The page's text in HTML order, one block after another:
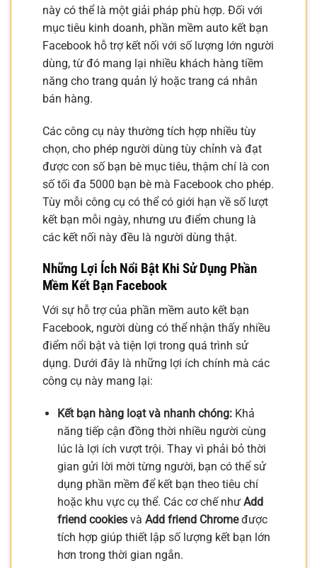
này có thể là một giải pháp phù hợp. Đối với
mục tiêu kinh doanh, phần mềm auto kết bạn
Facebook hỗ trợ kết nối với số lượng lớn người
dùng, từ đó mang lại nhiều khách hàng tiềm
năng cho trang quản lý hoặc trang cá nhân
bán hàng.
Các công cụ này thường tích hợp nhiều tùy
chọn, cho phép người dùng tùy chỉnh và đạt
được con số bạn bè mục tiêu, thậm chí là con
số tối đa 5000 bạn bè mà Facebook cho phép.
Tùy mỗi công cụ có thể có giới hạn về số lượt
kết bạn mỗi ngày, nhưng ưu điểm chung là
các kết nối này đều là người dùng thật.
Những Lợi Ích Nổi Bật Khi Sử Dụng Phần
Mềm Kết Bạn Facebook
Với sự hỗ trợ của phần mềm auto kết bạn
Facebook, người dùng có thể nhận thấy nhiều
điểm nổi bật và tiện lợi trong quá trình sử
dụng. Dưới đây là những lợi ích chính mà các
công cụ này mang lại:
Kết bạn hàng loạt và nhanh chóng:Khả
năng tiếp cận đồng thời nhiều người cùng
lúc là lợi ích vượt trội. Thay vì phải bỏ thời
gian gửi lời mời từng người, bạn có thể sử
dụng phần mềm để kết bạn theo tiêu chí
hoặc khu vực cụ thể. Các cơ chế như Add
friend cookiesvà Add friend Chromeđược
tích hợp giúp thiết lập số lượng kết bạn lớn
hơn trong thời gian ngắn.